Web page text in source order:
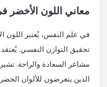
معاني اللون الأخضر
في علم النفس، يُعتبر اللون
تحقيق التوازن النفسي.
مشاعر السعادة والراحة.
الذين يتعرضون للألوان